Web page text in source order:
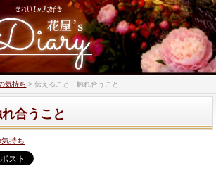
気持ち >伝えること 触れ合うこと
合うこと
持ち